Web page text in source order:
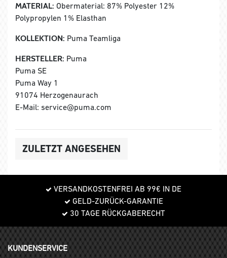
MATERIAL: Obermaterial: 87% Polyester 12%
Polypropylen 1% Elasthan
KOLLEKTION: Puma Teamliga
HERSTELLER: Puma
Puma SE
Puma Way 1
91074 Herzogenaurach
E-Mail: service@puma.com
ZULETZT ANGESEHEN
VERSANDKOSTENFREI AB 99€ IN DE
GELD-ZURÜCK-GARANTIE
30 TAGE RÜCKGABERECHT
KUNDENSERVICE